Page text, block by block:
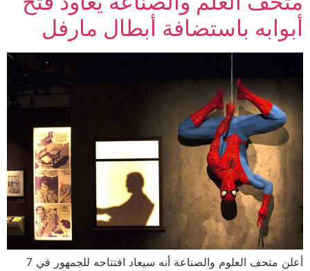
أبوابه باستضافة أبطال مارفل
أعلن متحف العلوم والصناعة أنه سيعاد افتتاحه للجمهور في 7